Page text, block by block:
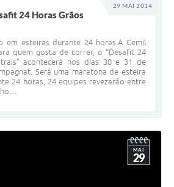
29 MAI 2014
24 Horas Grãos
em esteiras durante 24 horas.A Cemil
quem gosta de correr, o “Desafit 24
acontecerá nos dias 30 e 31 de
Será uma maratona de esteira
24 horas, 24 equipes revezarão entre
MAI
29